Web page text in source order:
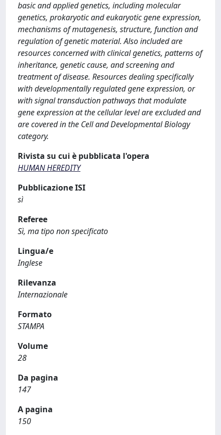
basic and applied genetics, including molecular
genetics, prokaryotic and eukaryotic gene expression,
mechanisms of mutagenesis, structure, function and
regulation of genetic material. Also included are
resources concerned with clinical genetics, patterns of
inheritance, genetic cause, and screening and
treatment of disease. Resources dealing specifically
with developmentally regulated gene expression, or
with signal transduction pathways that modulate
gene expression at the cellular level are excluded and
are covered in the Cell and Developmental Biology
category.
Rivista su cui è pubblicata l'opera
HUMAN HEREDITY
Pubblicazione ISI
sì
Referee
Sì, ma tipo non specificato
Lingua/e
Inglese
Rilevanza
Internazionale
Formato
STAMPA
Volume
28
Da pagina
147
A pagina
150